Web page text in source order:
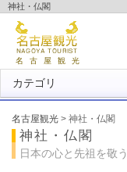
神社・仏閣
観光地をチェック！
名古屋観光
カテゴリ
名古屋観光 > 神社・仏閣
神社・仏閣
日本の心と先祖を敬う